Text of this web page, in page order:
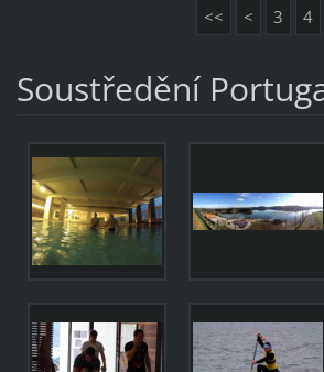
<< < 3 4
Soustředění